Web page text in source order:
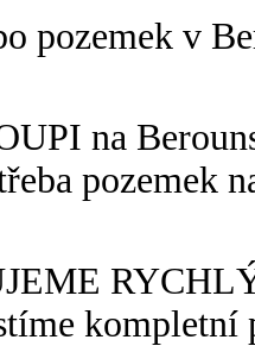
pozemek v
na
pozemek
kompletní